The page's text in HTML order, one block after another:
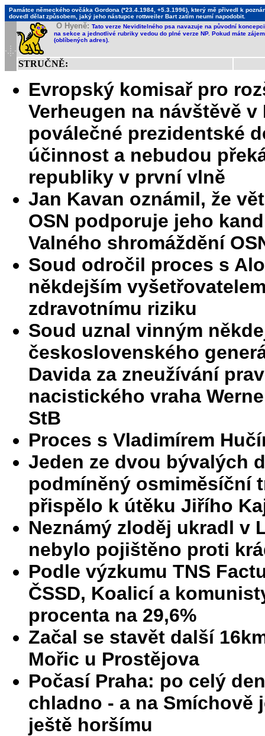
Památce německého ovčáka Gordona (*23.4.1984, +5.3.1996), který mě přivedl k
dovedl dělat způsobem, jaký jeho nástupce rottweiler Bart zatím neumí napodobit.
O Hyeně: Tato verze Neviditelného psa navazuje na původní
na sekce a jednotlivé rubriky vedou do plné verze NP. Pokud máte
(oblíbených adres).
STRUČNĚ:
Evropský komisař pro
Verheugen na návštěvě v
poválečné prezidentské
účinnost a nebudou
republiky v první vlně
Jan Kavan oznámil, že
OSN podporuje jeho
Valného shromáždění
Soud odročil proces s
někdejším
zdravotnímu riziku
Soud uznal vinným
československého
Davida za zneužívání
nacistického vraha
StB
Proces s Vladimírem
Jeden ze dvou bývalých
podmíněný osmiměsíční
přispělo k útěku Jiřího
Neznámý zloděj ukradl v
nebylo pojištěno proti
Podle výzkumu TNS
ČSSD, Koalicí a
procenta na 29,6%
Začal se stavět další
Mořic u Prostějova
Počasí Praha: po celý
chladno - a na Smíchově
ještě horšímu